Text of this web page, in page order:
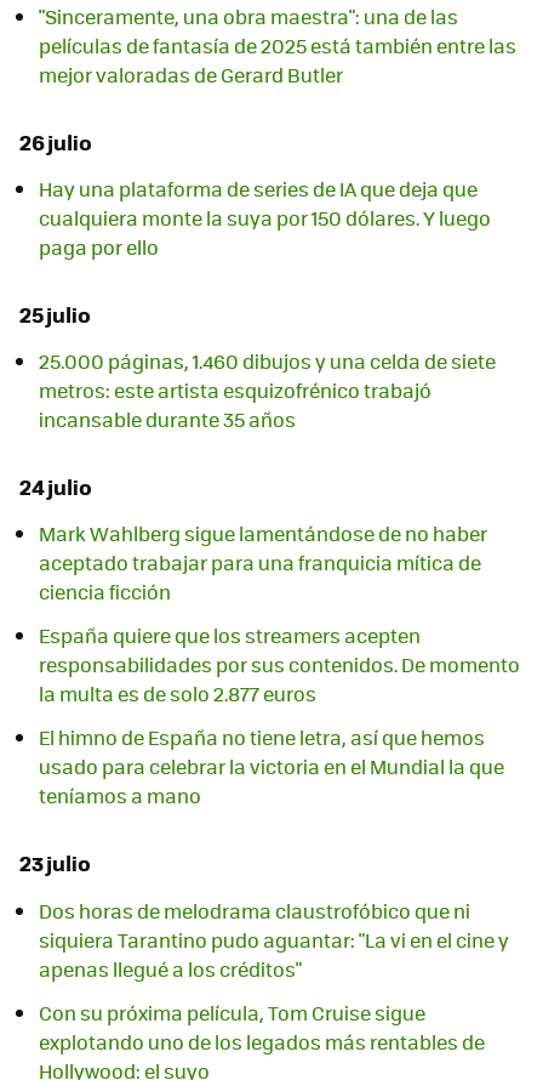
"Sinceramente, una obra maestra": una de las
películas de fantasía de 2025 está también entre las
mejor valoradas de Gerard Butler
26 julio
Hay una plataforma de series de IA que deja que
cualquiera monte la suya por 150 dólares. Y luego
paga por ello
25 julio
25.000 páginas, 1.460 dibujos y una celda de siete
metros: este artista esquizofrénico trabajó
incansable durante 35 años
24 julio
Mark Wahlberg sigue lamentándose de no haber
aceptado trabajar para una franquicia mítica de
ciencia ficción
España quiere que los streamers acepten
responsabilidades por sus contenidos. De momento
la multa es de solo 2.877 euros
El himno de España no tiene letra, así que hemos
usado para celebrar la victoria en el Mundial la que
teníamos a mano
23 julio
Dos horas de melodrama claustrofóbico que ni
siquiera Tarantino pudo aguantar: "La vi en el cine y
apenas llegué a los créditos"
Con su próxima película, Tom Cruise sigue
explotando uno de los legados más rentables de
Hollywood: el suyo